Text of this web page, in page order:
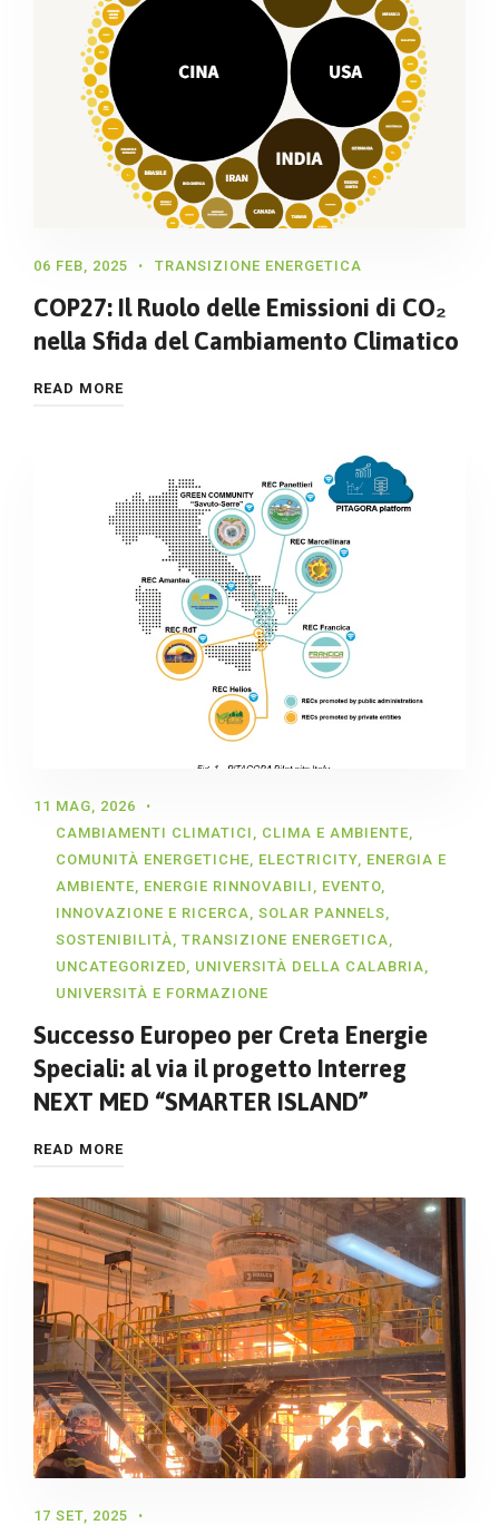
06 FEB, 2025 TRANSIZIONE ENERGETICA
COP27: Il Ruolo delle Emissioni di CO₂
nella Sfida del Cambiamento Climatico
READ MORE
11 MAG, 2026
CAMBIAMENTI CLIMATICI , CLIMA E AMBIENTE,
COMUNITÀ ENERGETICHE, ELECTRICITY, ENERGIA E
AMBIENTE, ENERGIE RINNOVABILI , EVENTO,
INNOVAZIONE E RICERCA, SOLAR PANNELS,
SOSTENIBILITÀ, TRANSIZIONE ENERGETICA,
UNCATEGORIZED, UNIVERSITÀ DELLA CALABRIA,
UNIVERSITÀ E FORMAZIONE
Successo Europeo per Creta Energie
Speciali: al via il progetto Interreg
NEXT MED “SMARTER ISLAND”
READ MORE
17 SET, 2025